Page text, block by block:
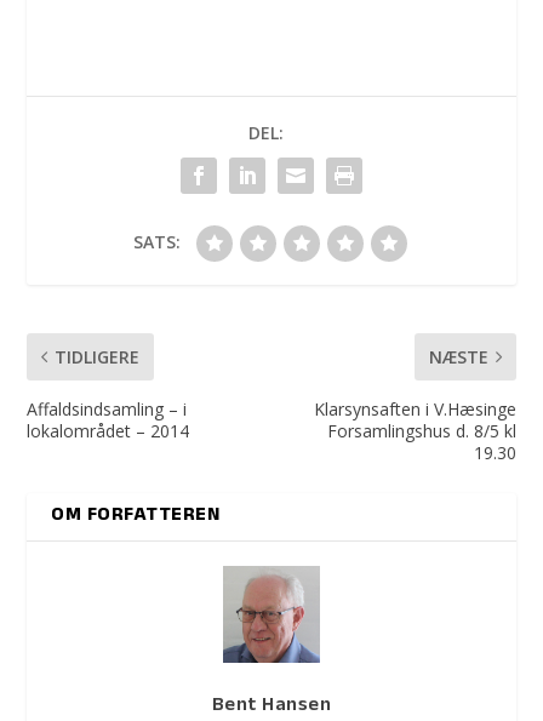
DEL:
SATS:
TIDLIGERE
Affaldsindsamling – i
lokalområdet – 2014
NÆSTE
Klarsynsaften i V.Hæsinge
Forsamlingshus d. 8/5 kl
19.30
OM FORFATTEREN
Bent Hansen